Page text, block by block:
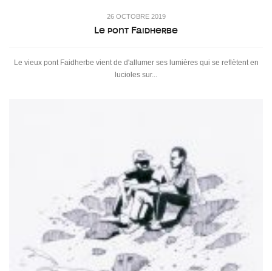
26 OCTOBRE 2019
Le pont Faidherbe
Le vieux pont Faidherbe vient de d'allumer ses lumières qui se reflètent en
lucioles sur...